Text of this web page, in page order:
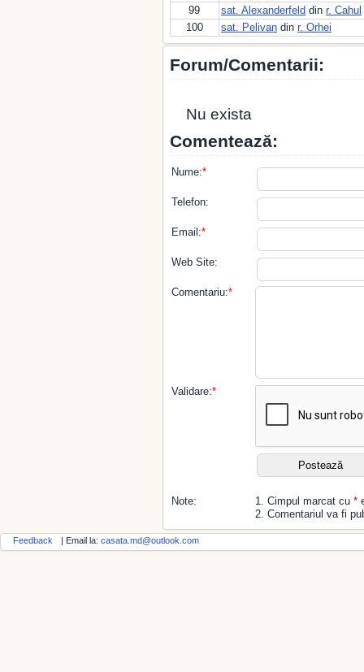
99
sat. Alexanderfeld din r. Cahul
100
sat. Pelivan din r. Orhei
Forum/Comentarii:
Nu exista
Comentează:
Nume:*
Telefon:
Email:*
Web Site:
Comentariu:*
Validare:*
Note: 1. Cimpul marcat cu *
2. Comentariul va fi
Feedback | Email la: casata.md@outlook.com